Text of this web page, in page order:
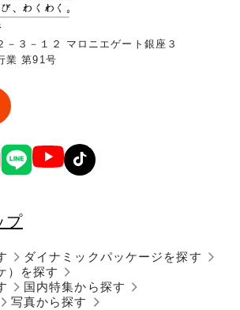
－３－１２ マロニエゲート銀座３
業 第91号
プ
）を探す
ダイナミックパッケージを探す
国内特集から探す
写真から探す